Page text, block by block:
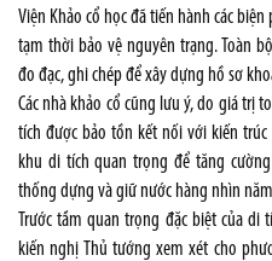
Viện Khảo cổ học đã tiến hành các
tạm thời bảo vệ nguyên trạng. Toàn
đo đạc, ghi chép để xây dựng hồ sơ
Các nhà khảo cổ cũng lưu ý, do giá trị
tích được bảo tồn kết nối với kiến
khu di tích quan trọng để tăng
thống dựng và giữ nước hàng nhìn
Trước tầm quan trọng đặc biệt của di
kiến nghị Thủ tướng xem xét cho